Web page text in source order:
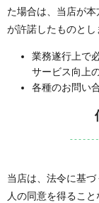
た場合は、当店が
が許諾したものとし
業務遂行上で
サービス向上
各種のお問い
当店は、法令に基
人の同意を得るこ